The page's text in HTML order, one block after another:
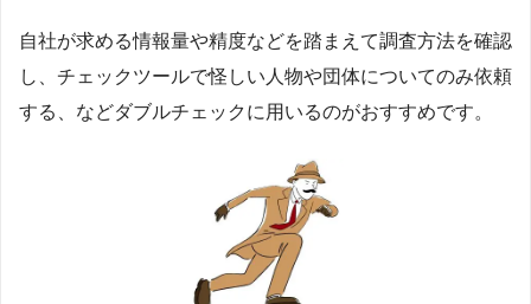
自社が求める情報量や精度などを踏まえて調査方法を確認
し、チェックツールで怪しい人物や団体についてのみ依頼
する、などダブルチェックに用いるのがおすすめです。